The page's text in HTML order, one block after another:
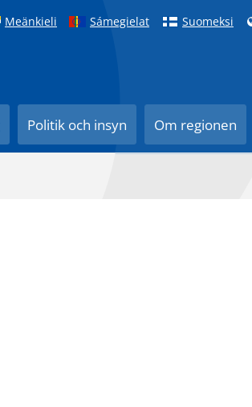
Meänkieli Sámegielat Suomeksi
Politik och insyn Om regionen